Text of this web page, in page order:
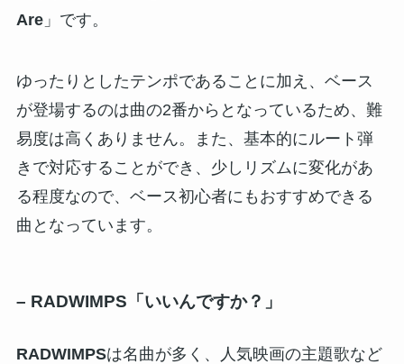
Are」です。
ゆったりとしたテンポであることに加え、ベース
が登場するのは曲の2番からとなっているため、難
易度は高くありません。また、基本的にルート弾
きで対応することができ、少しリズムに変化があ
る程度なので、ベース初心者にもおすすめできる
曲となっています。
– RADWIMPS「いいんですか？」
RADWIMPSは名曲が多く、人気映画の主題歌など